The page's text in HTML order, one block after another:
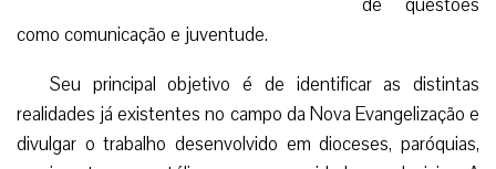
serão alguns dos fenômenos contemporâneos
acompanhados pelo observatório.
Dom Octávio Ruiz Arenas explicou que o foco do
Observatório está na família. “Os pais são os primeiros
nesse processo e, por meio deles, vamos implementar a